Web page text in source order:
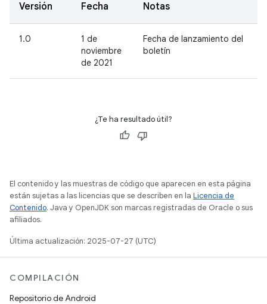
Versión Fecha Notas
1.0
1 de
noviembre
de 2021
Fecha de lanzamiento del
boletín
¿Te ha resultado útil?
El contenido y las muestras de código que aparecen en esta página
están sujetas a las licencias que se describen en la Licencia de
Contenido. Java y OpenJDK son marcas registradas de Oracle o sus
afiliados.
Última actualización: 2025-07-27 (UTC)
COMPILACIÓN
Repositorio de Android